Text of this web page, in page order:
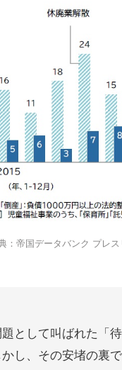
：帝国データバンク プレス
として叫ばれた「
し、その安堵の裏